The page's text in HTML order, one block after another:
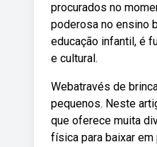
procurados no
poderosa no ensino
educação infantil, é
e cultural.
Webatravés de
pequenos. Neste
que oferece muita
física para baixar